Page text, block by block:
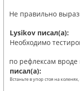
Не правильно
Lysikov писал(а):
Необходимо
по рефлексам
писал(а):
Встаньте в упор стоя на